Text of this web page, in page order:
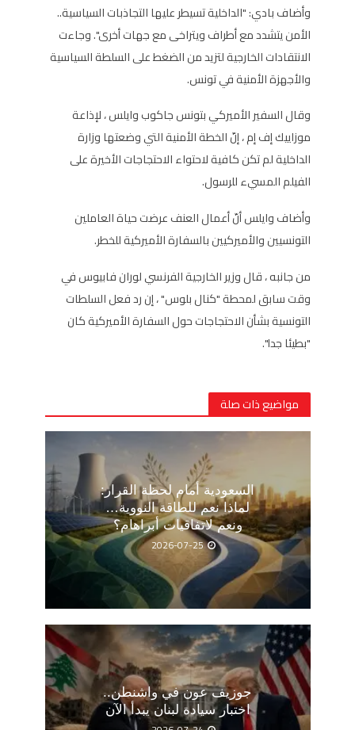
وأضاف بادي: "الداخلية تسيطر عليها التجاذبات السياسية..
الأمن يتشدد مع أطراف ويتراخى مع جهات أخرى". وجاءت
الانتقادات الخارجية لتزيد من الضغط على السلطة السياسية
والأجهزة الأمنية في تونس.
وقال السفير الأميركي بتونس جاكوب وايلس ، لإذاعة
موزاييك إف إم ، إنّ الخطة الأمنية التي وضعتها وزارة
الداخلية لم تكن كافية لاحتواء الاحتجاجات الأخيرة على
الفيلم المسيء للرسول.
وأضاف وايلس أنّ أعمال العنف عرضت حياة العاملين
التونسيين والأميركيين بالسفارة الأميركية للخطر.
من جانبه ، قال وزير الخارجية الفرنسي لوران فابيوس في
وقت سابق لمحطة "كنال بلوس" ، إن رد فعل السلطات
التونسية بشأن الاحتجاجات حول السفارة الأميركية كان
"بطيئا جدا".
مواضيع ذات صلة
السعودية أمام لحظة القرار:
لماذا نعم للطاقة النووية…
ونعم لاتفاقيات أبراهام؟
2026-07-25
جوزيف عون في واشنطن..
اختبار سيادة لبنان يبدأ الآن